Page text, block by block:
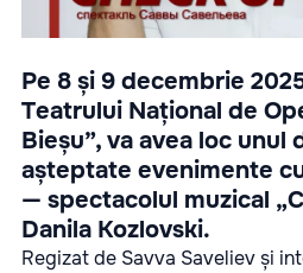
Pe 8 și 9 decembrie
Teatrului Național de
Bieșu”, va avea loc unul
așteptate evenimente
— spectacolul muzical
Danila Kozlovski.
Regizat de Savva Saveliev și